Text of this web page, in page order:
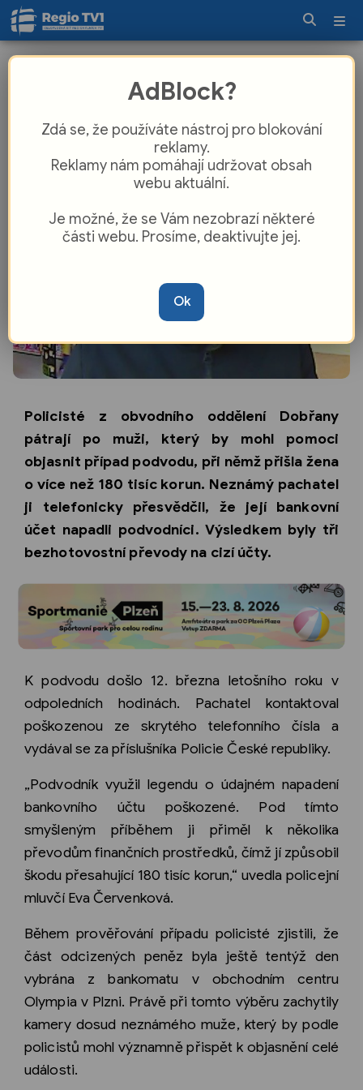
fotografie může rozplést podvod za
Policisté z obvodního oddělení Dobřany
pátrají po muži, který by mohl pomoci
objasnit případ podvodu, při němž přišla žena
o více než 180 tisíc korun. Neznámý pachatel
ji telefonicky přesvědčil, že její bankovní
účet napadli podvodníci. Výsledkem byly tři
bezhotovostní převody na cizí účty.
K podvodu došlo 12. března letošního roku v
odpoledních hodinách. Pachatel kontaktoval
poškozenou ze skrytého telefonního čísla a
vydával se za příslušníka Policie České republiky.
„Podvodník využil legendu o údajném napadení
bankovního účtu poškozené. Pod tímto
smyšleným příběhem ji přiměl k několika
převodům finančních prostředků, čímž jí způsobil
škodu přesahující 180 tisíc korun,“ uvedla policejní
mluvčí Eva Červenková.
Během prověřování případu policisté zjistili, že
část odcizených peněz byla ještě tentýž den
vybrána z bankomatu v obchodním centru
Olympia v Plzni. Právě při tomto výběru zachytily
kamery dosud neznámého muže, který by podle
policistů mohl významně přispět k objasnění celé
události.
AdBlock?
Zdá se, že používáte nástroj pro blokování
reklamy.
Reklamy nám pomáhají udržovat obsah
webu aktuální.
Je možné, že se Vám nezobrazí některé
části webu. Prosíme, deaktivujte jej.
Ok